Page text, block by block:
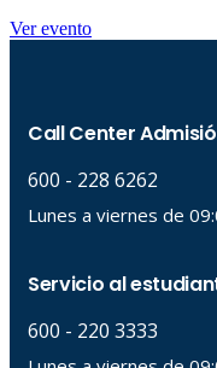
Ver evento